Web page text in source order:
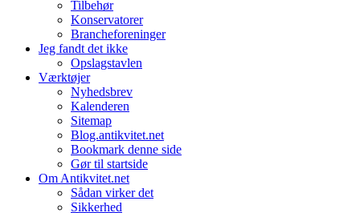
Tilbehør
Konservatorer
Brancheforeninger
Jeg fandt det ikke
Opslagstavlen
Værktøjer
Nyhedsbrev
Kalenderen
Sitemap
Blog.antikvitet.net
Bookmark denne side
Gør til startside
Om Antikvitet.net
Sådan virker det
Sikkerhed